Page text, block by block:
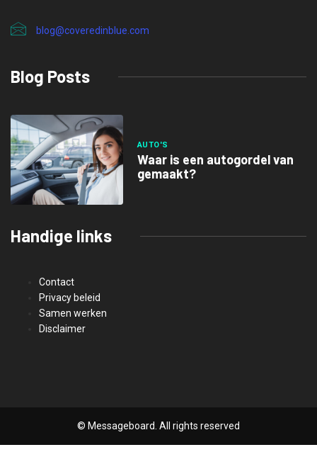
blog@coveredinblue.com
Blog Posts
AUTO'S
Waar is een autogordel van
gemaakt?
Handige links
Contact
Privacy beleid
Samen werken
Disclaimer
© Messageboard. All rights reserved